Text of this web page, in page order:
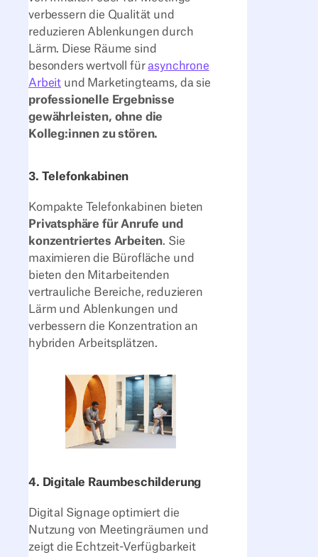
verbessern die Qualität und
reduzieren Ablenkungen durch
Lärm. Diese Räume sind
besonders wertvoll fürasynchrone
Arbeit und Marketingteams, da sie
professionelle Ergebnisse
gewährleisten, ohne die
Kolleg:innen zu stören.
3. Telefonkabinen
Kompakte Telefonkabinen bieten
Privatsphäre für Anrufe und
konzentriertes Arbeiten. Sie
maximieren die Bürofläche und
bieten den Mitarbeitenden
vertrauliche Bereiche, reduzieren
Lärm und Ablenkungen und
verbessern die Konzentration an
hybriden Arbeitsplätzen.
4. Digitale Raumbeschilderung
Digital Signage optimiert die
Nutzung von Meetingräumen und
zeigt die Echtzeit-Verfügbarkeit